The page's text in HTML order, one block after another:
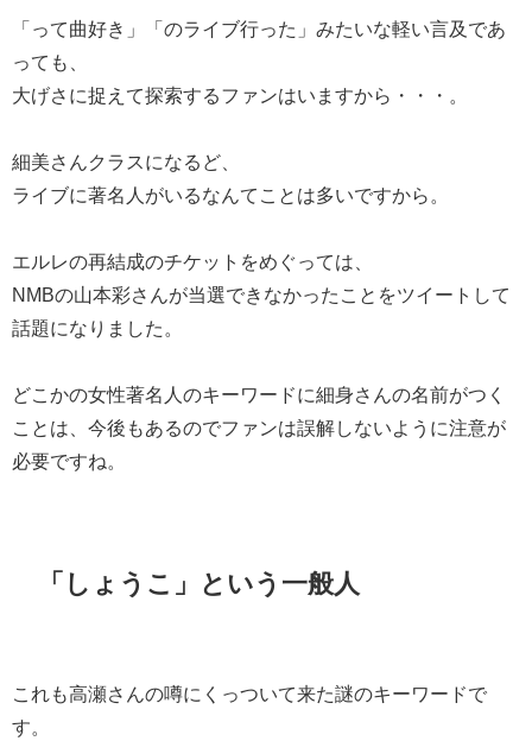
「って曲好き」「のライブ行った」みたいな軽い言及であ
っても、
大げさに捉えて探索するファンはいますから・・・。
細美さんクラスになるど、
ライブに著名人がいるなんてことは多いですから。
エルレの再結成のチケットをめぐっては、
NMBの山本彩さんが当選できなかったことをツイートして
話題になりました。
どこかの女性著名人のキーワードに細身さんの名前がつく
ことは、今後もあるのでファンは誤解しないように注意が
必要ですね。
「しょうこ」という一般人
これも高瀬さんの噂にくっついて来た謎のキーワードで
す。